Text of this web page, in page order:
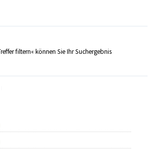
filtern« können Sie Ihr Suchergebnis